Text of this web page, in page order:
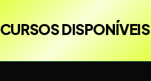
CURSOS DISPONÍVEIS